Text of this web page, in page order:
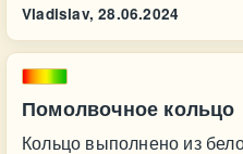
Vladislav, 28.06.2024
Помолвочное кольцо
Кольцо выполнено из